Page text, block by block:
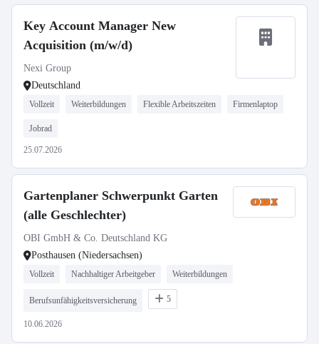
Key Account Manager New
Acquisition (m/w/d)
Nexi Group
Deutschland
Vollzeit Weiterbildungen Flexible Arbeitszeiten Firmenlaptop
Jobrad
25.07.2026
Gartenplaner Schwerpunkt Garten
(alle Geschlechter)
OBI GmbH & Co. Deutschland KG
Posthausen (Niedersachsen)
Vollzeit Nachhaltiger Arbeitgeber Weiterbildungen
Berufsunfähigkeitsversicherung 5
10.06.2026